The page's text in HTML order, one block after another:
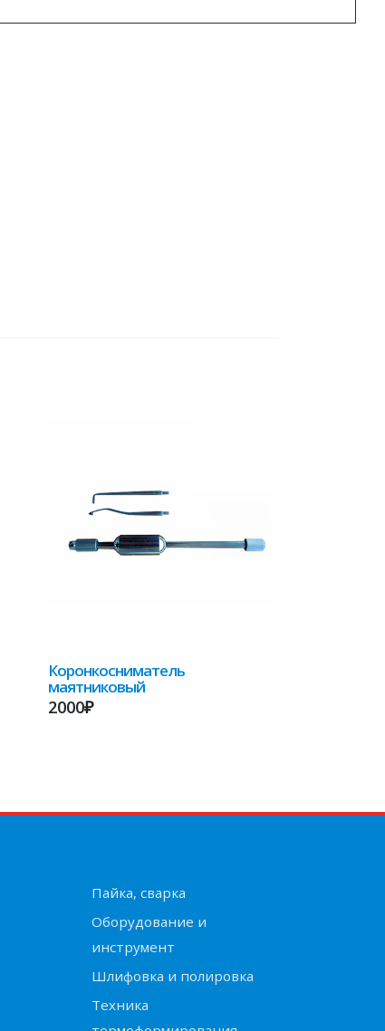
Коронкосниматель
маятниковый
2000₽
Пайка, сварка
Оборудование и
инструмент
Шлифовка и полировка
Техника